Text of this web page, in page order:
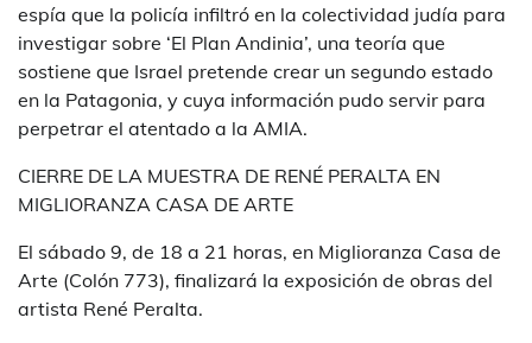
espía que la policía infiltró en la colectividad judía para
investigar sobre ‘El Plan Andinia’, una teoría que
sostiene que Israel pretende crear un segundo estado
en la Patagonia, y cuya información pudo servir para
perpetrar el atentado a la AMIA.
CIERRE DE LA MUESTRA DE RENÉ PERALTA EN
MIGLIORANZA CASA DE ARTE
El sábado 9, de 18 a 21 horas, en Miglioranza Casa de
Arte (Colón 773), finalizará la exposición de obras del
artista René Peralta.